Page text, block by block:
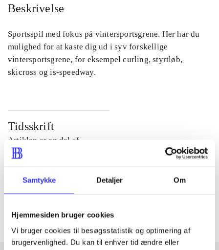
Samtykke Detaljer Om
Hjemmesiden bruger cookies
Vi bruger cookies til besøgsstatistik og optimering af
brugervenlighed. Du kan til enhver tid ændre eller
Beskrivelse
Sportsspil med fokus på vintersportsgrene. Her har du
mulighed for at kaste dig ud i syv forskellige
vintersportsgrene, for eksempel curling, styrtløb,
skicross og is-speedway.
Tidsskrift
Artiklen er en del af
Tidsskrift
Artiklerne i handler ofte om